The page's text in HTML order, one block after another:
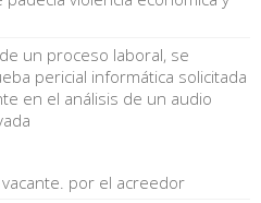
un proceso laboral, se
pericial informática solicitada
en el análisis de un audio
por el acreedor